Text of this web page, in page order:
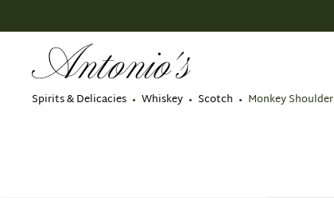
Spirits & Delicacies Whiskey Scotch Monkey Shoulder